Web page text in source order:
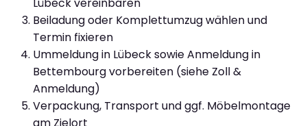
Lübeck vereinbaren
Beiladung oder Komplettumzug wählen und
Termin fixieren
Ummeldung in Lübeck sowie Anmeldung in
Bettembourg vorbereiten (siehe Zoll &
Anmeldung)
Verpackung, Transport und ggf. Möbelmontage